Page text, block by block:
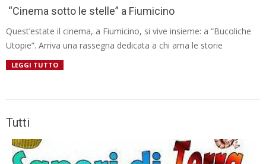
“Cinema sotto le stelle” a Fiumicino
Quest’estate il cinema, a Fiumicino, si vive insieme: a “Bucoliche
Utopie”. Arriva una rassegna dedicata a chi ama le storie
LEGGI TUTTO
Tutti